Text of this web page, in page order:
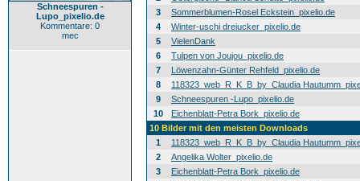
Schneespuren -
Lupo_pixelio.de
Kommentare: 0
mec
3
Sommerblumen-Rosel Eckstein_pixelio.de
4
Winter-uschi dreiucker_pixelio.de
5
VielenDank
6
Tulpen von Joujou_pixelio.de
7
Löwenzahn-Günter Rehfeld_pixelio.de
8
118323_web_R_K_B_by_Claudia
9
Schneespuren -Lupo_pixelio.de
10
Eichenblatt-Petra Bork_pixelio.de
10 Bilder mit den meisten Downloads
1
118323_web_R_K_B_by_Claudia
2
Angelika Wolter_pixelio.de
3
Eichenblatt-Petra Bork_pixelio.de